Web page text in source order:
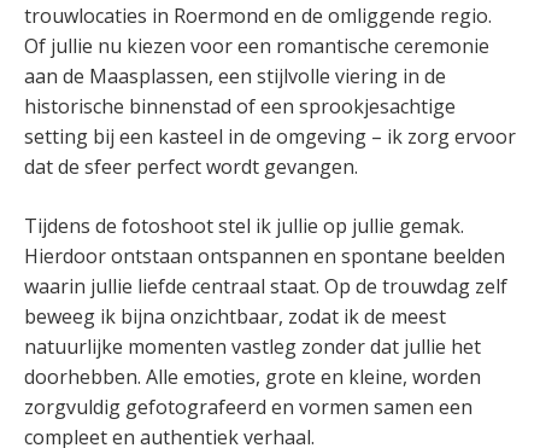
trouwlocaties in Roermond en de omliggende regio.
Of jullie nu kiezen voor een romantische ceremonie
aan de Maasplassen, een stijlvolle viering in de
historische binnenstad of een sprookjesachtige
setting bij een kasteel in de omgeving – ik zorg ervoor
dat de sfeer perfect wordt gevangen.
Tijdens de fotoshoot stel ik jullie op jullie gemak.
Hierdoor ontstaan ontspannen en spontane beelden
waarin jullie liefde centraal staat. Op de trouwdag zelf
beweeg ik bijna onzichtbaar, zodat ik de meest
natuurlijke momenten vastleg zonder dat jullie het
doorhebben. Alle emoties, grote en kleine, worden
zorgvuldig gefotografeerd en vormen samen een
compleet en authentiek verhaal.